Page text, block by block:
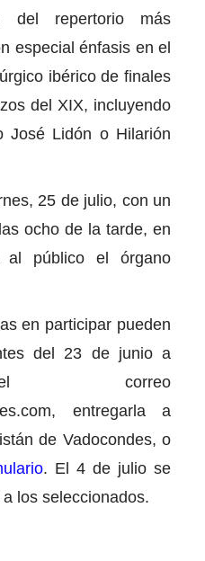
del repertorio más
especial énfasis en el
ibérico de finales
del XIX, incluyendo
José Lidón o Hilarión
25 de julio, con un
ocho de la tarde, en
al público el órgano
en participar pueden
del 23 de junio a
correo
entregarla a
de Vadocondes, o
. El 4 de julio se
los seleccionados.